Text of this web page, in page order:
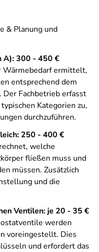
& Planung und
A): 300 - 450 €
Wärmebedarf ermittelt,
entsprechend dem
Der Fachbetrieb erfasst
Kategorien zu,
durchzuführen.
250 - 400 €
welche
fließen muss und
müssen. Zusätzlich
und die
Ventilen: je 20 - 35 €
werden
voreingestellt. Dies
und erfordert das